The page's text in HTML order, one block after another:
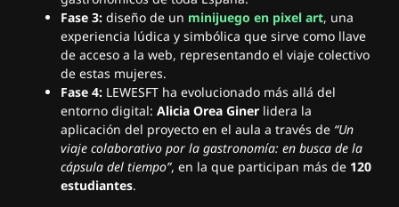
Fase 3:diseño de un minijuego en pixel art, una
experiencia lúdica y simbólica que sirve como llave
de acceso a la web, representando el viaje colectivo
de estas mujeres.
Fase 4:LEWESFT ha evolucionado más allá del
entorno digital: Alicia Orea Ginerlidera la
aplicación del proyecto en el aula a través de “Un
viaje colaborativo por la gastronomía: en busca de la
cápsula del tiempo”, en la que participan más de 120
estudiantes.